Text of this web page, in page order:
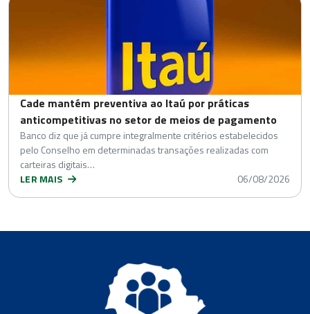
Cade mantém preventiva ao Itaú por práticas
anticompetitivas no setor de meios de pagamento
Banco diz que já cumpre integralmente critérios estabelecidos
pelo Conselho em determinadas transações realizadas com
carteiras digitais…
LER MAIS
06/08/2026